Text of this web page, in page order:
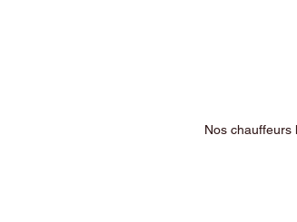
Nos chauffeurs